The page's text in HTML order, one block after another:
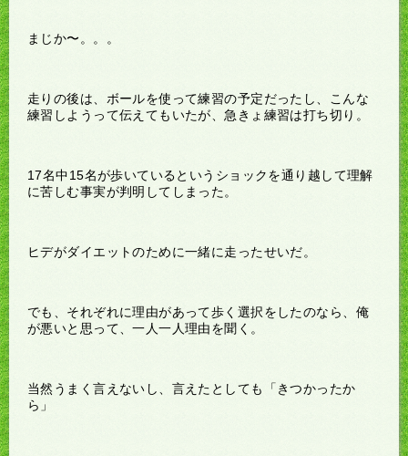
まじか〜。。。
走りの後は、ボールを使って練習の予定だったし、こんな
練習しようって伝えてもいたが、急きょ練習は打ち切り。
17名中15名が歩いているというショックを通り越して理解
に苦しむ事実が判明してしまった。
ヒデがダイエットのために一緒に走ったせいだ。
でも、それぞれに理由があって歩く選択をしたのなら、俺
が悪いと思って、一人一人理由を聞く。
当然うまく言えないし、言えたとしても「きつかったか
ら」